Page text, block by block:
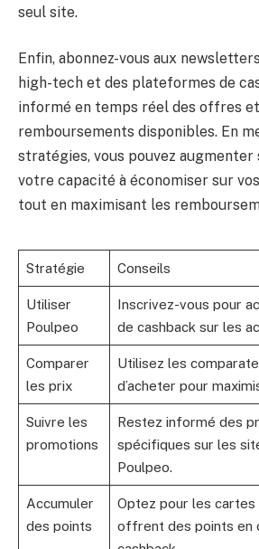
seul site.
Enfin, abonnez-vous aux
high-tech et des plateformes de
informé en temps réel des offres
remboursements disponibles. En
stratégies, vous pouvez
votre capacité à économiser sur
tout en maximisant les
Stratégie Conseils
Utiliser
Poulpeo
Inscrivez-vous pour
de cashback sur les
Comparer
les prix
Utilisez les
d’acheter pour
Suivre les
promotions
Restez informé des
spécifiques sur les
Poulpeo.
Accumuler
des points
Optez pour les
offrent des points en